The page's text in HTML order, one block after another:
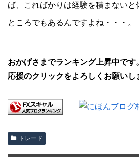
ば、こればかりは経験を積まない
ところでもあるんですよね・・・。
おかげさまでランキング上昇中です
応援のクリックをよろしくお願いし
トレード